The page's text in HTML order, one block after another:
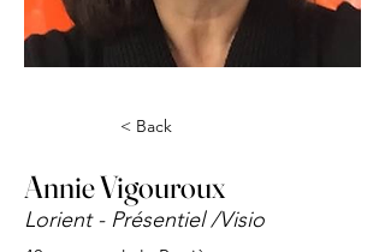
< Back
Annie Vigouroux
Lorient - Présentiel /Visio